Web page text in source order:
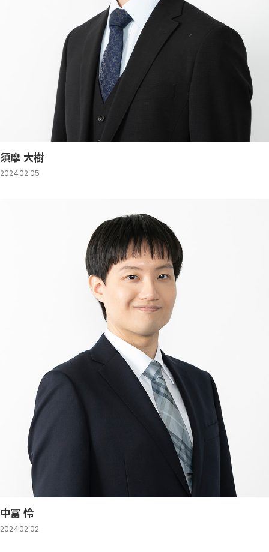
須摩 大樹
2024.02.05
中冨 怜
2024.02.02